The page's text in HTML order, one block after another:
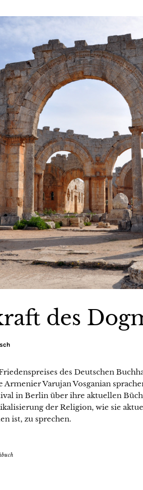
des
des Deutschen
Varujan Vosganian
in Berlin über ihre aktuellen
der Religion, wie sie
ist, zu sprechen.